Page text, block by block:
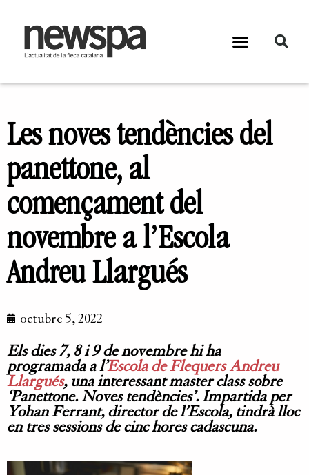
Les noves tendències del
panettone, al
començament del
novembre a l’Escola
Andreu Llargués
octubre 5, 2022
Els dies 7, 8 i 9 de novembre hi ha
programada a l’Escola de Flequers Andreu
Llargués, una interessant master class sobre
‘Panettone. Noves tendències’. Impartida per
Yohan Ferrant, director de l’Escola, tindrà lloc
en tres sessions de cinc hores cadascuna.